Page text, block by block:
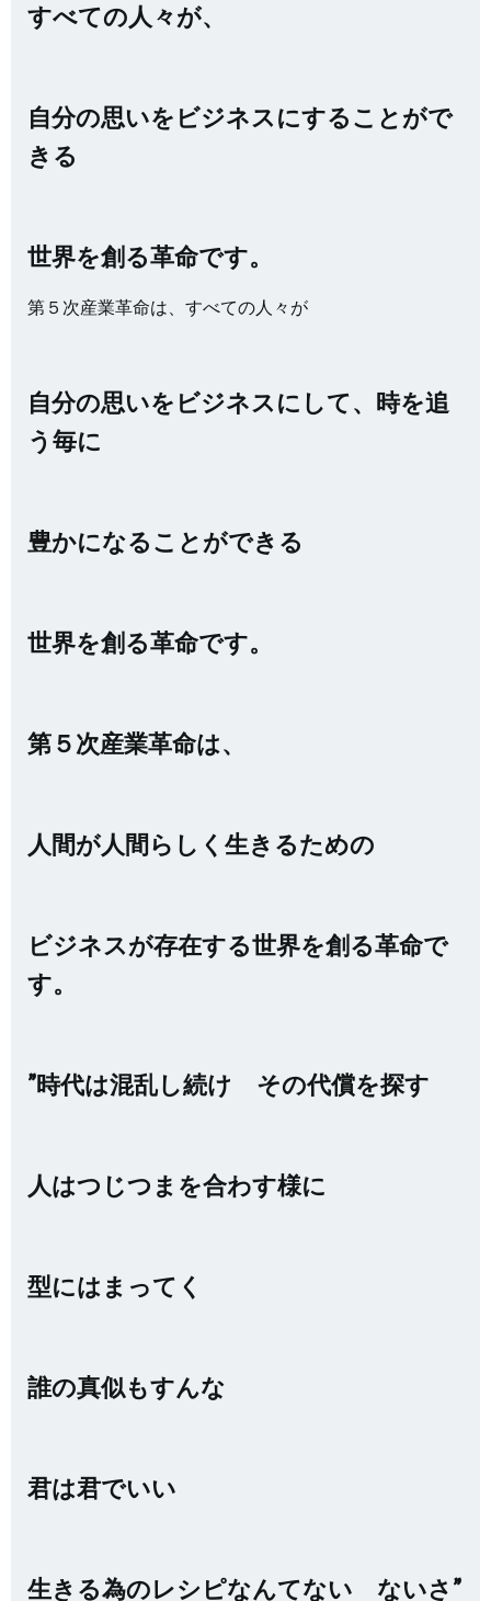
すべての人々が、
自分の思いをビジネスにすることがで
きる
世界を創る革命です。
第５次産業革命は、すべての人々が
自分の思いをビジネスにして、時を追
う毎に
豊かになることができる
世界を創る革命です。
第５次産業革命は、
人間が人間らしく生きるための
ビジネスが存在する世界を創る革命で
す。
”時代は混乱し続け その代償を探す
人はつじつまを合わす様に
型にはまってく
誰の真似もすんな
君は君でいい
生きる為のレシピなんてない ないさ”